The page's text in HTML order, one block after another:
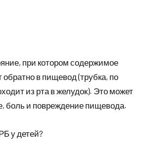
при котором содержимое
обратно в пищевод (трубка, по
из рта в желудок). Это может
боль и повреждение пищевода.
у детей?